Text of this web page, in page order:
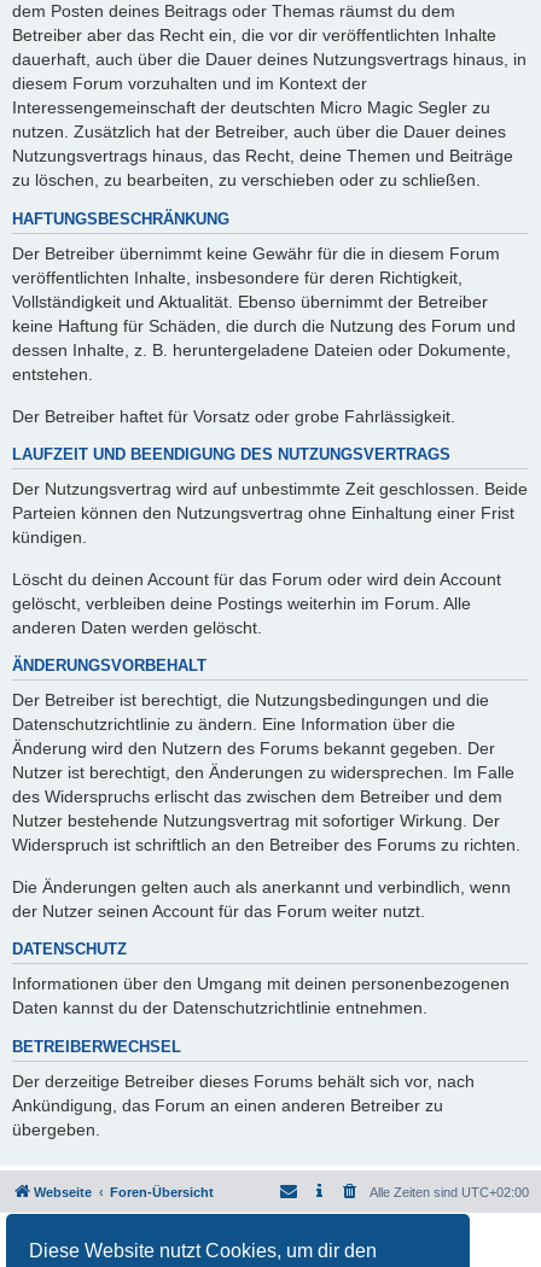
Diese Website nutzt Cookies, um dir den
dem Posten deines Beitrags oder Themas räumst du dem
Betreiber aber das Recht ein, die vor dir veröffentlichten Inhalte
dauerhaft, auch über die Dauer deines Nutzungsvertrags hinaus, in
diesem Forum vorzuhalten und im Kontext der
Interessengemeinschaft der deutschten Micro Magic Segler zu
nutzen. Zusätzlich hat der Betreiber, auch über die Dauer deines
Nutzungsvertrags hinaus, das Recht, deine Themen und Beiträge
zu löschen, zu bearbeiten, zu verschieben oder zu schließen.
HAFTUNGSBESCHRÄNKUNG
Der Betreiber übernimmt keine Gewähr für die in diesem Forum
veröffentlichten Inhalte, insbesondere für deren Richtigkeit,
Vollständigkeit und Aktualität. Ebenso übernimmt der Betreiber
keine Haftung für Schäden, die durch die Nutzung des Forum und
dessen Inhalte, z. B. heruntergeladene Dateien oder Dokumente,
entstehen.
Der Betreiber haftet für Vorsatz oder grobe Fahrlässigkeit.
LAUFZEIT UND BEENDIGUNG DES NUTZUNGSVERTRAGS
Der Nutzungsvertrag wird auf unbestimmte Zeit geschlossen. Beide
Parteien können den Nutzungsvertrag ohne Einhaltung einer Frist
kündigen.
Löscht du deinen Account für das Forum oder wird dein Account
gelöscht, verbleiben deine Postings weiterhin im Forum. Alle
anderen Daten werden gelöscht.
ÄNDERUNGSVORBEHALT
Der Betreiber ist berechtigt, die Nutzungsbedingungen und die
Datenschutzrichtlinie zu ändern. Eine Information über die
Änderung wird den Nutzern des Forums bekannt gegeben. Der
Nutzer ist berechtigt, den Änderungen zu widersprechen. Im Falle
des Widerspruchs erlischt das zwischen dem Betreiber und dem
Nutzer bestehende Nutzungsvertrag mit sofortiger Wirkung. Der
Widerspruch ist schriftlich an den Betreiber des Forums zu richten.
Die Änderungen gelten auch als anerkannt und verbindlich, wenn
der Nutzer seinen Account für das Forum weiter nutzt.
DATENSCHUTZ
Informationen über den Umgang mit deinen personenbezogenen
Daten kannst du der Datenschutzrichtlinie entnehmen.
BETREIBERWECHSEL
Der derzeitige Betreiber dieses Forums behält sich vor, nach
Ankündigung, das Forum an einen anderen Betreiber zu
übergeben.
Webseite Foren-Übersicht Alle Zeiten sind UTC+02:00
Deutsche Übersetzung durchphpBB.de